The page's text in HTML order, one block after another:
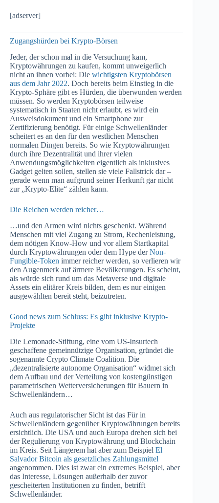
[adserver]
Zugangshürden bei Krypto-Börsen
Jeder, der schon mal in die Versuchung kam,
Kryptowährungen zu kaufen, kommt unweigerlich
nicht an ihnen vorbei: Die wichtigsten Kryptobörsen
aus dem Jahr 2022. Doch bereits beim Einstieg in die
Krypto-Sphäre gibt es Hürden, die überwunden werden
müssen. So werden Kryptobörsen teilweise
systematisch in Staaten nicht erlaubt, es wird ein
Ausweisdokument und ein Smartphone zur
Zertifizierung benötigt. Für einige Schwellenländer
scheitert es an den für den westlichen Menschen
normalen Dingen bereits. So wie Kryptowährungen
durch ihre Dezentralität und ihrer vielen
Anwendungsmöglichkeiten eigentlich als inklusives
Gadget gelten sollen, stellen sie viele Fallstrick dar –
gerade wenn man aufgrund seiner Herkunft gar nicht
zur „Krypto-Elite“ zählen kann.
Die Reichen werden reicher…
…und den Armen wird nichts geschenkt. Während
Menschen mit viel Zugang zu Strom, Rechenleistung,
dem nötigen Know-How und vor allem Startkapital
durch Kryptowährungen oder dem Hype derNon-
Fungible-Token immer reicher werden, so verlieren wir
den Augenmerk auf ärmere Bevölkerungen. Es scheint,
als würde sich rund um das Metaverse und digitale
Assets ein elitärer Kreis bilden, dem es nur einigen
ausgewählten bereit steht, beizutreten.
Good news zum Schluss: Es gibt inklusive Krypto-
Projekte
Die Lemonade-Stiftung, eine vom US-Insurtech
geschaffene gemeinnützige Organisation, gründet die
sogenannte Crypto Climate Coalition. Die
„dezentralisierte autonome Organisation“ widmet sich
dem Aufbau und der Verteilung von kostengünstigen
parametrischen Wetterversicherungen für Bauern in
Schwellenländern…
Auch aus regulatorischer Sicht ist das Für in
Schwellenländern gegenüber Kryptowährungen bereits
ersichtlich. Die USA und auch Europa drehen sich bei
der Regulierung von Kryptowährung und Blockchain
im Kreis. Seit Längerem hat aber zum Beispiel El
Salvador Bitcoin als gesetzliches Zahlungsmittel
angenommen. Dies ist zwar ein extremes Beispiel, aber
das Interesse, Lösungen außerhalb der zuvor
gescheiterten Institutionen zu finden, betrifft
Schwellenländer.